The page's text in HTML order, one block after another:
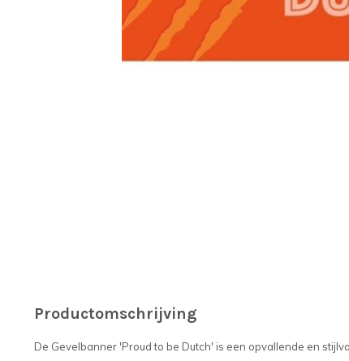
Productomschrijving
De Gevelbanner 'Proud to be Dutch' is een opvallende en